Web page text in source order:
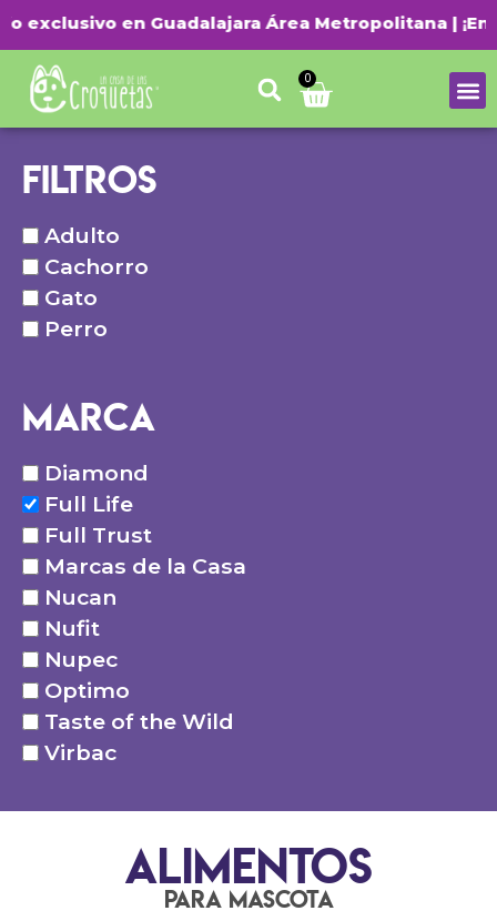
en Guadalajara Área Metropolitana |
0
Filtros
Adulto
Cachorro
Gato
Perro
Marca
Diamond
Full Life
Full Trust
Marcas de la Casa
Nucan
Nufit
Nupec
Optimo
Taste of the Wild
Virbac
Alimentos
para mascota